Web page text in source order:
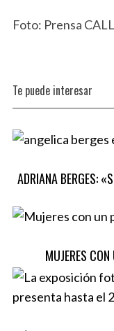
Foto: Prensa
Te puede interesar
ADRIANA BERGES:
MUJERES
e
r
c